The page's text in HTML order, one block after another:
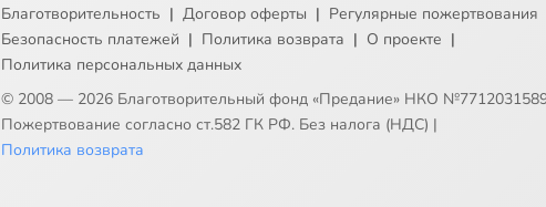
Благотворительность | Договор оферты | Регулярные пожертвования
Безопасность платежей | Политика возврата | О проекте |
Политика персональных данных
© 2008 — 2026 Благотворительный фонд «Предание» НКО
Пожертвование согласно ст.582 ГК РФ. Без налога (НДС) |
Политика возврата